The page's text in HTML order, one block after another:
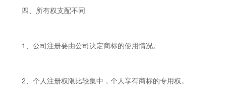
四、所有权支配不同
1、公司注册要由公司决定商标的使用情况。
2、个人注册权限比较集中，个人享有商标的专用权。